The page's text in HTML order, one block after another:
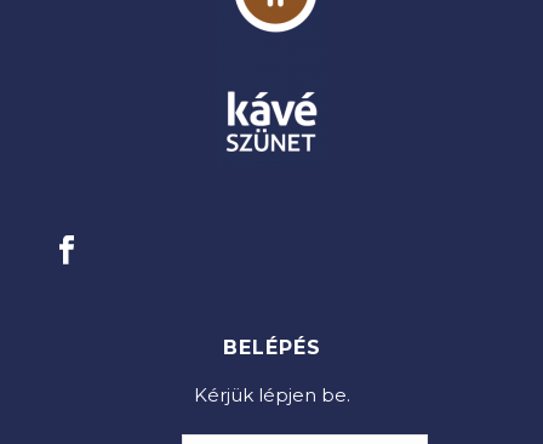
BELÉPÉS
Kérjük lépjen be.